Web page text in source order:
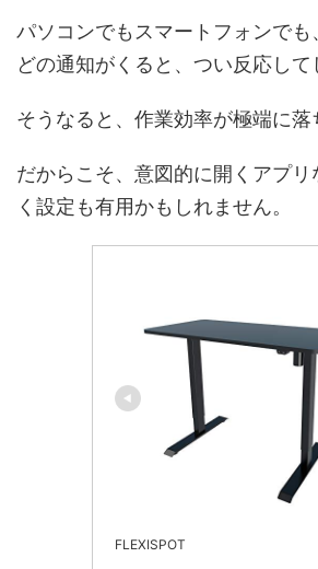
パソコンでもスマートフォンで
どの通知がくると、つい反応して
そうなると、作業効率が極端に落
だからこそ、意図的に開くアプ
く設定も有用かもしれません。
FLEXISPOT